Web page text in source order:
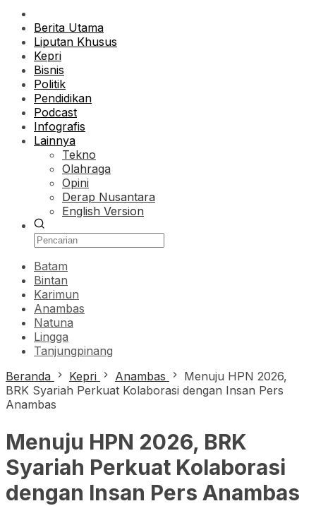
Berita Utama
Liputan Khusus
Kepri
Bisnis
Politik
Pendidikan
Podcast
Infografis
Lainnya
Tekno
Olahraga
Opini
Derap Nusantara
English Version
Batam
Bintan
Karimun
Anambas
Natuna
Lingga
Tanjungpinang
Beranda
Kepri Anambas
Menuju HPN 2026,
BRK Syariah Perkuat Kolaborasi dengan Insan Pers
Anambas
Menuju HPN 2026, BRK
Syariah Perkuat Kolaborasi
dengan Insan Pers Anambas